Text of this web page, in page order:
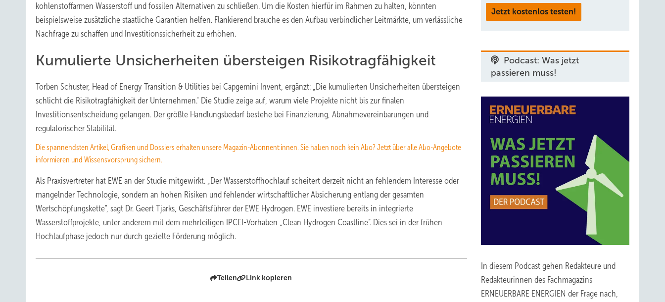
kohlenstoffarmen Wasserstoff und fossilen Alternativen zu schließen. Um die Kosten hierfür im Rahmen zu halten, könnten
beispielsweise zusätzliche staatliche Garantien helfen. Flankierend brauche es den Aufbau verbindlicher Leitmärkte, um verlässliche
Nachfrage zu schaffen und Investitionssicherheit zu erhöhen.
Kumulierte Unsicherheiten übersteigen Risikotragfähigkeit
Torben Schuster, Head of Energy Transition & Utilities bei Capgemini Invent, ergänzt: „Die kumulierten Unsicherheiten übersteigen
schlicht die Risikotragfähigkeit der Unternehmen." Die Studie zeige auf, warum viele Projekte nicht bis zur finalen
Investitionsentscheidung gelangen. Der größte Handlungsbedarf bestehe bei Finanzierung, Abnahmevereinbarungen und
regulatorischer Stabilität.
Die spannendsten Artikel, Grafiken und Dossiers erhalten unsere Magazin-Abonnent:innen. Sie haben noch kein Abo? Jetzt über alle Abo-Angebote
informieren und Wissensvorsprung sichern.
Als Praxisvertreter hat EWE an der Studie mitgewirkt. „Der Wasserstoffhochlauf scheitert derzeit nicht an fehlendem Interesse oder
mangelnder Technologie, sondern an hohen Risiken und fehlender wirtschaftlicher Absicherung entlang der gesamten
Wertschöpfungskette", sagt Dr. Geert Tjarks, Geschäftsführer der EWE Hydrogen. EWE investiere bereits in integrierte
Wasserstoffprojekte, unter anderem mit dem mehrteiligen IPCEI-Vorhaben „Clean Hydrogen Coastline“. Dies sei in der frühen
Hochlaufphase jedoch nur durch gezielte Förderung möglich.
Teilen Link kopieren
Jetzt kostenlos testen!
Podcast: Was jetzt
passieren muss!
In diesem Podcast gehen Redakteure und
Redakteurinnen des Fachmagazins
ERNEUERBARE ENERGIEN der Frage nach,